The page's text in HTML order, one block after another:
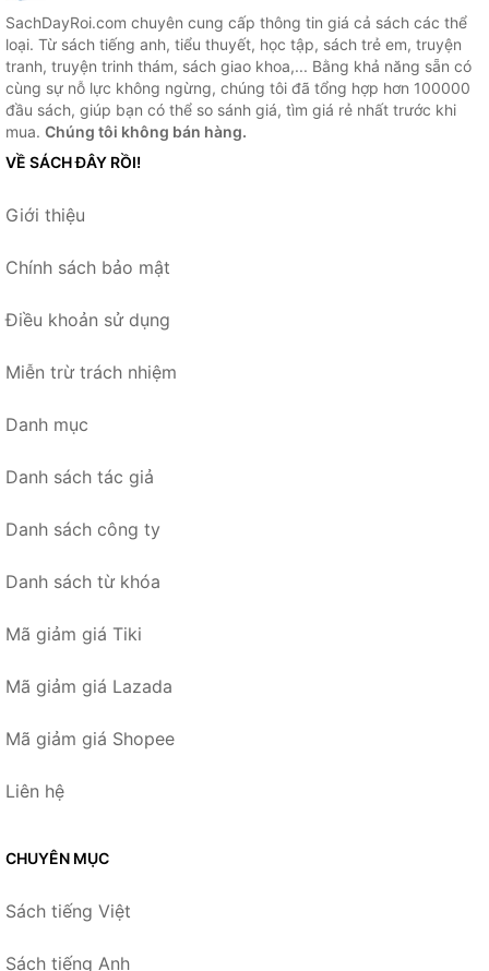
SachDayRoi.com chuyên cung cấp thông tin giá cả sách các thể
loại. Từ sách tiếng anh, tiểu thuyết, học tập, sách trẻ em, truyện
tranh, truyện trinh thám, sách giao khoa,... Bằng khả năng sẵn có
cùng sự nỗ lực không ngừng, chúng tôi đã tổng hợp hơn 100000
đầu sách, giúp bạn có thể so sánh giá, tìm giá rẻ nhất trước khi
mua. Chúng tôi không bán hàng.
VỀ SÁCH ĐÂY RỒI!
Giới thiệu
Chính sách bảo mật
Điều khoản sử dụng
Miễn trừ trách nhiệm
Danh mục
Danh sách tác giả
Danh sách công ty
Danh sách từ khóa
Mã giảm giá Tiki
Mã giảm giá Lazada
Mã giảm giá Shopee
Liên hệ
CHUYÊN MỤC
Sách tiếng Việt
Sách tiếng Anh